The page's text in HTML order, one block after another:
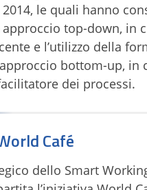
le quali hanno
approccio top-down, in
e l’utilizzo della
bottom-up, in
dei processi.
Café
dello Smart